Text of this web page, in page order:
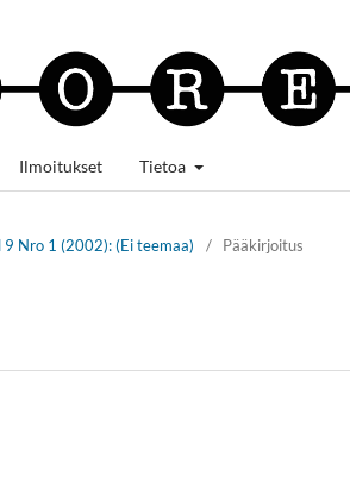
Ilmoitukset Tietoa
9 Nro 1 (2002): (Ei teemaa) / Pääkirjoitus